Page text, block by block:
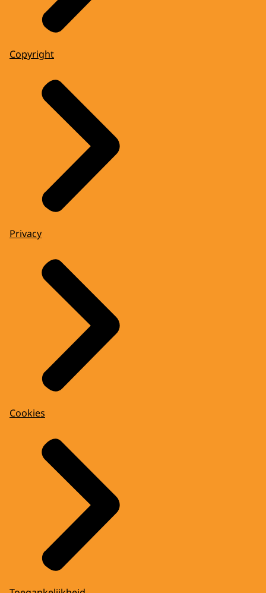
Copyright
Privacy
Cookies